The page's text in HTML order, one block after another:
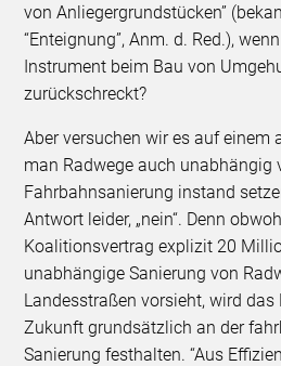
von Anliegergrundstücken”
“Enteignung”, Anm. d. Red.),
Instrument beim Bau von
zurückschreckt?
Aber versuchen wir es auf einem
man Radwege auch unabhängig
Fahrbahnsanierung instand
Antwort leider, „nein“. Denn
Koalitionsvertrag explizit 20
unabhängige Sanierung von
Landesstraßen vorsieht, wird
Zukunft grundsätzlich an der
Sanierung festhalten. “Aus